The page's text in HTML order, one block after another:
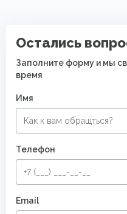
Остались
Заполните форму и мы
время
Имя
Телефон
Email